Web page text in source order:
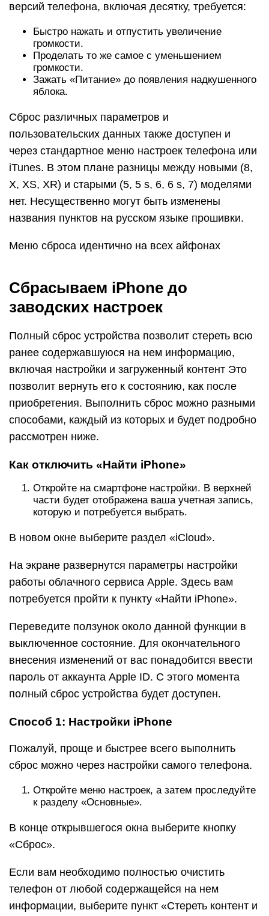
версий телефона, включая десятку, требуется:
Быстро нажать и отпустить увеличение
громкости.
Проделать то же самое с уменьшением
громкости.
Зажать «Питание» до появления надкушенного
яблока.
Сброс различных параметров и
пользовательских данных также доступен и
через стандартное меню настроек телефона или
iTunes. В этом плане разницы между новыми (8,
X, XS, XR) и старыми (5, 5 s, 6, 6 s, 7) моделями
нет. Несущественно могут быть изменены
названия пунктов на русском языке прошивки.
Меню сброса идентично на всех айфонах
Сбрасываем iPhone до
заводских настроек
Полный сброс устройства позволит стереть всю
ранее содержавшуюся на нем информацию,
включая настройки и загруженный контент Это
позволит вернуть его к состоянию, как после
приобретения. Выполнить сброс можно разными
способами, каждый из которых и будет подробно
рассмотрен ниже.
Как отключить «Найти iPhone»
Откройте на смартфоне настройки. В верхней
части будет отображена ваша учетная запись,
которую и потребуется выбрать.
В новом окне выберите раздел «iCloud».
На экране развернутся параметры настройки
работы облачного сервиса Apple. Здесь вам
потребуется пройти к пункту «Найти iPhone».
Переведите ползунок около данной функции в
выключенное состояние. Для окончательного
внесения изменений от вас понадобится ввести
пароль от аккаунта Apple ID. С этого момента
полный сброс устройства будет доступен.
Способ 1: Настройки iPhone
Пожалуй, проще и быстрее всего выполнить
сброс можно через настройки самого телефона.
Откройте меню настроек, а затем проследуйте
к разделу «Основные».
В конце открывшегося окна выберите кнопку
«Сброс».
Если вам необходимо полностью очистить
телефон от любой содержащейся на нем
информации, выберите пункт «Стереть контент и